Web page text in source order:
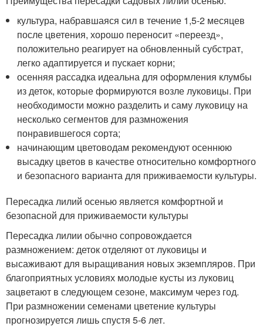
культура, набравшаяся сил в течение 1,5-2 месяцев
после цветения, хорошо переносит «переезд»,
положительно реагирует на обновленный субстрат,
легко адаптируется и пускает корни;
осенняя рассадка идеальна для оформления клумбы
из деток, которые формируются возле луковицы. При
необходимости можно разделить и саму луковицу на
несколько сегментов для размножения
понравившегося сорта;
начинающим цветоводам рекомендуют осеннюю
высадку цветов в качестве относительно комфортного
и безопасного варианта для приживаемости культуры.
Пересадка лилий осенью является комфортной и
безопасной для приживаемости культуры
Пересадка лилии обычно сопровождается
размножением: деток отделяют от луковицы и
высаживают для выращивания новых экземпляров. При
благоприятных условиях молодые кусты из луковиц
зацветают в следующем сезоне, максимум через год.
При размножении семенами цветение культуры
прогнозируется лишь спустя 5-6 лет.